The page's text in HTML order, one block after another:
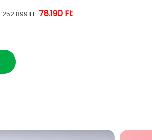
Normál ár
252.899 Ft Kedvezményes ár
78.190 Ft